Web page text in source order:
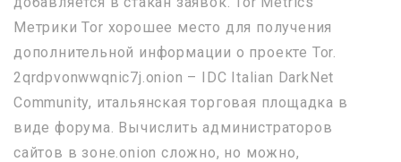
Метрики Tor хорошее место для получения
дополнительной информации о проекте Tor.
2qrdpvonwwqnic7j.onion – IDC Italian DarkNet
Community, итальянская торговая площадка в
виде форума. Вычислить администраторов
сайтов в зоне.onion сложно, но можно,